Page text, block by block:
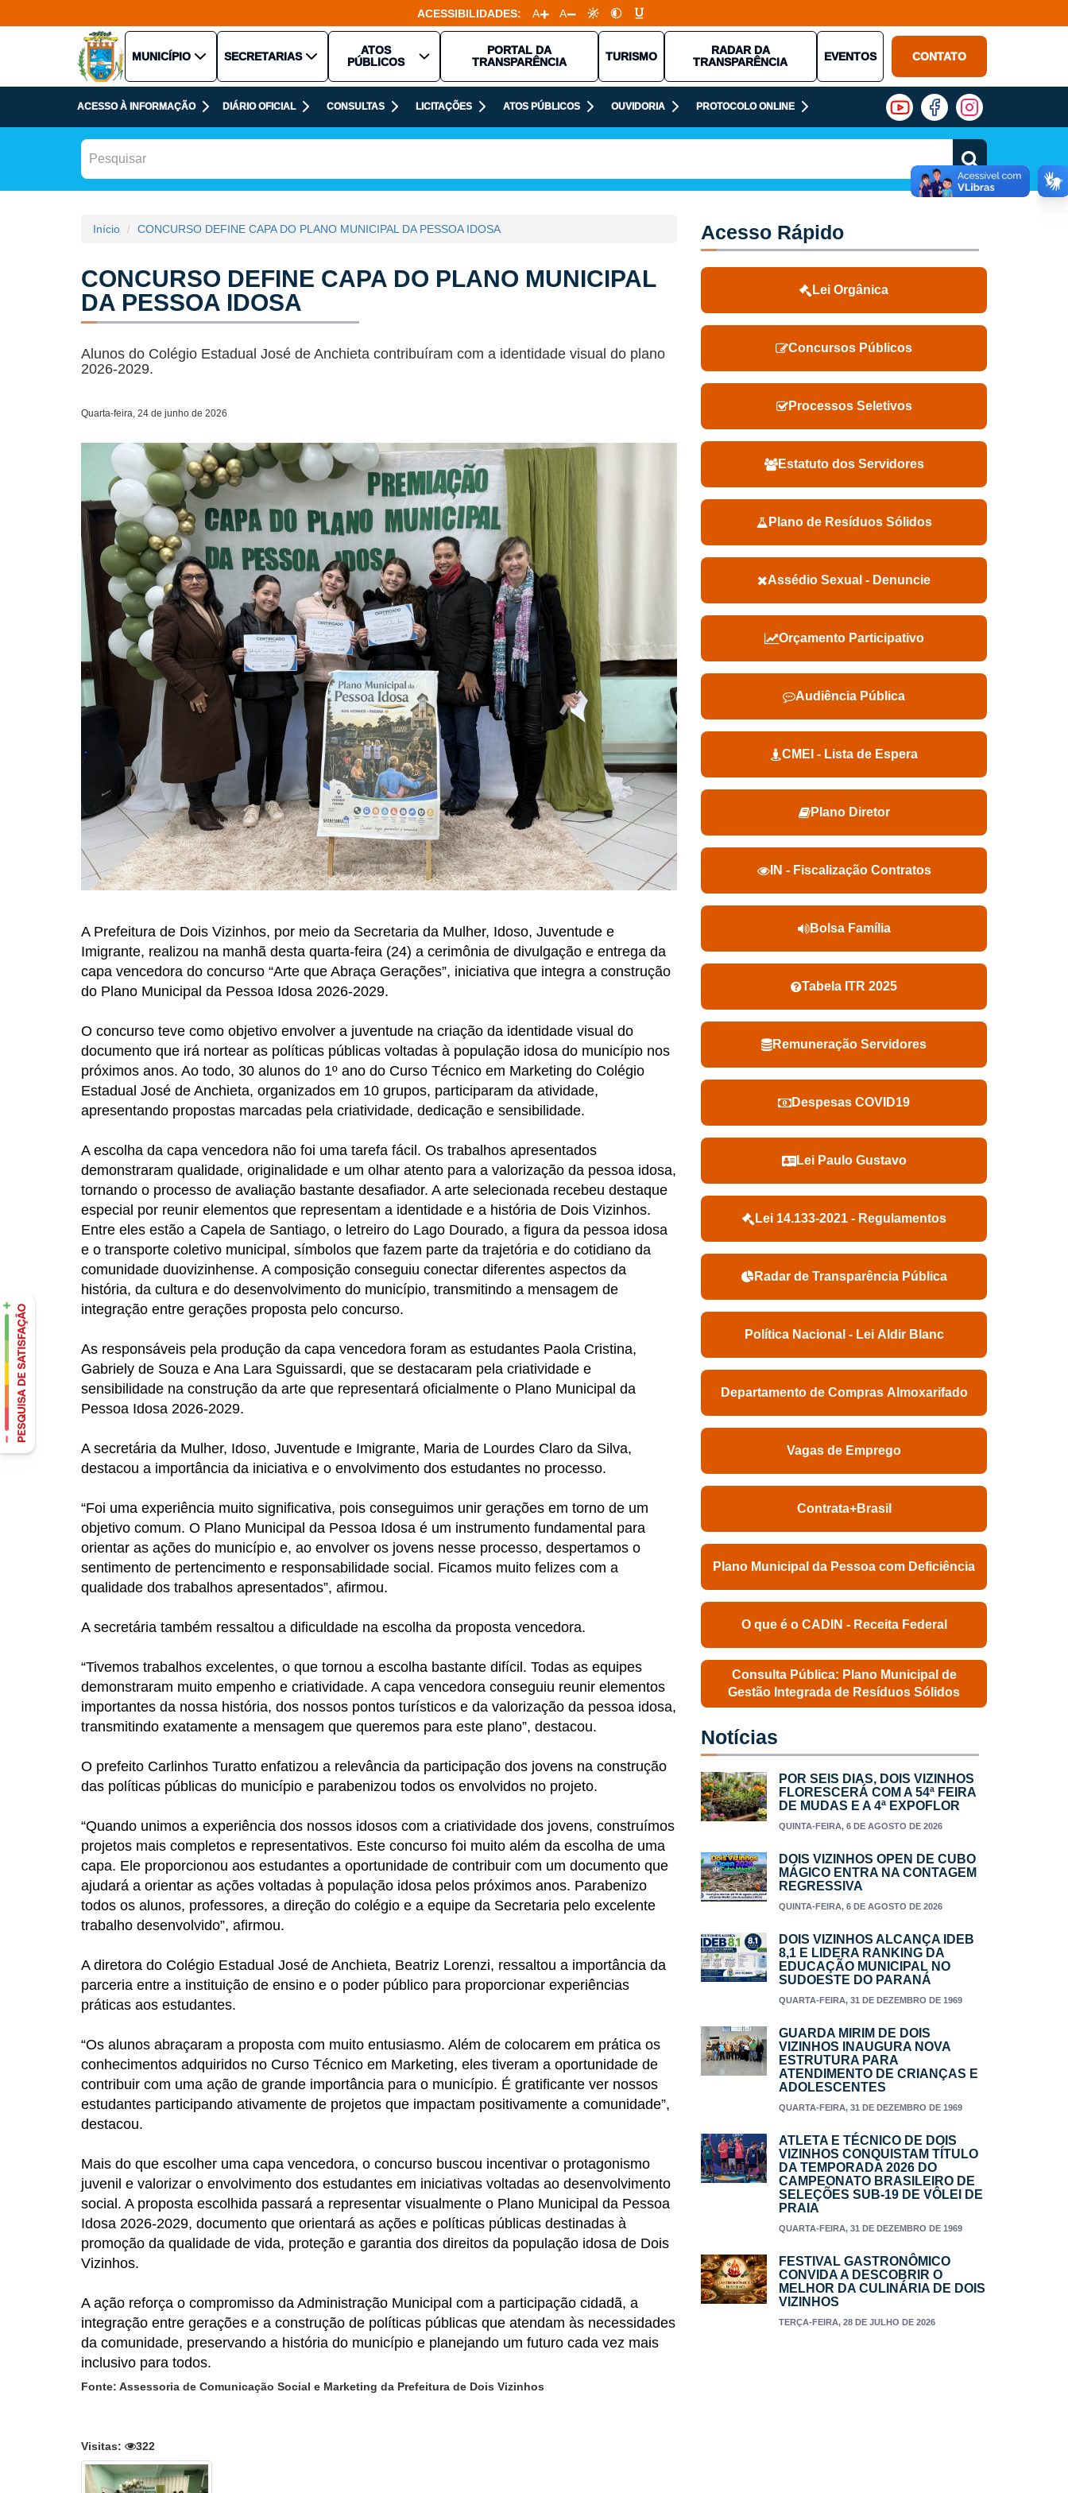
ACESSIBILIDADES: A A
MUNICÍPIO SECRETARIAS
ATOS
PÚBLICOS
PORTAL DA
TRANSPARÊNCIA
TURISMO
RADAR DA
TRANSPARÊNCIA
EVENTOS CONTATO
ACESSO À INFORMAÇÃO DIÁRIO OFICIAL CONSULTAS LICITAÇÕES ATOS PÚBLICOS OUVIDORIA PROTOCOLO ONLINE
Início CONCURSO DEFINE CAPA DO PLANO MUNICIPAL DA PESSOA IDOSA
CONCURSO DEFINE CAPA DO PLANO MUNICIPAL
DA PESSOA IDOSA
Alunos do Colégio Estadual José de Anchieta contribuíram com a identidade visual do plano
2026-2029.
Quarta-feira, 24 de junho de 2026
A Prefeitura de Dois Vizinhos, por meio da Secretaria da Mulher, Idoso, Juventude e
Imigrante, realizou na manhã desta quarta-feira (24) a cerimônia de divulgação e entrega da
capa vencedora do concurso “Arte que Abraça Gerações”, iniciativa que integra a construção
do Plano Municipal da Pessoa Idosa 2026-2029.
O concurso teve como objetivo envolver a juventude na criação da identidade visual do
documento que irá nortear as políticas públicas voltadas à população idosa do município nos
próximos anos. Ao todo, 30 alunos do 1º ano do Curso Técnico em Marketing do Colégio
Estadual José de Anchieta, organizados em 10 grupos, participaram da atividade,
apresentando propostas marcadas pela criatividade, dedicação e sensibilidade.
A escolha da capa vencedora não foi uma tarefa fácil. Os trabalhos apresentados
demonstraram qualidade, originalidade e um olhar atento para a valorização da pessoa idosa,
tornando o processo de avaliação bastante desafiador. A arte selecionada recebeu destaque
especial por reunir elementos que representam a identidade e a história de Dois Vizinhos.
Entre eles estão a Capela de Santiago, o letreiro do Lago Dourado, a figura da pessoa idosa
e o transporte coletivo municipal, símbolos que fazem parte da trajetória e do cotidiano da
comunidade duovizinhense. A composição conseguiu conectar diferentes aspectos da
história, da cultura e do desenvolvimento do município, transmitindo a mensagem de
integração entre gerações proposta pelo concurso.
As responsáveis pela produção da capa vencedora foram as estudantes Paola Cristina,
Gabriely de Souza e Ana Lara Sguissardi, que se destacaram pela criatividade e
sensibilidade na construção da arte que representará oficialmente o Plano Municipal da
Pessoa Idosa 2026-2029.
A secretária da Mulher, Idoso, Juventude e Imigrante, Maria de Lourdes Claro da Silva,
destacou a importância da iniciativa e o envolvimento dos estudantes no processo.
“Foi uma experiência muito significativa, pois conseguimos unir gerações em torno de um
objetivo comum. O Plano Municipal da Pessoa Idosa é um instrumento fundamental para
orientar as ações do município e, ao envolver os jovens nesse processo, despertamos o
sentimento de pertencimento e responsabilidade social. Ficamos muito felizes com a
qualidade dos trabalhos apresentados”, afirmou.
A secretária também ressaltou a dificuldade na escolha da proposta vencedora.
“Tivemos trabalhos excelentes, o que tornou a escolha bastante difícil. Todas as equipes
demonstraram muito empenho e criatividade. A capa vencedora conseguiu reunir elementos
importantes da nossa história, dos nossos pontos turísticos e da valorização da pessoa idosa,
transmitindo exatamente a mensagem que queremos para este plano”, destacou.
O prefeito Carlinhos Turatto enfatizou a relevância da participação dos jovens na construção
das políticas públicas do município e parabenizou todos os envolvidos no projeto.
“Quando unimos a experiência dos nossos idosos com a criatividade dos jovens, construímos
projetos mais completos e representativos. Este concurso foi muito além da escolha de uma
capa. Ele proporcionou aos estudantes a oportunidade de contribuir com um documento que
ajudará a orientar as ações voltadas à população idosa pelos próximos anos. Parabenizo
todos os alunos, professores, a direção do colégio e a equipe da Secretaria pelo excelente
trabalho desenvolvido”, afirmou.
A diretora do Colégio Estadual José de Anchieta, Beatriz Lorenzi, ressaltou a importância da
parceria entre a instituição de ensino e o poder público para proporcionar experiências
práticas aos estudantes.
“Os alunos abraçaram a proposta com muito entusiasmo. Além de colocarem em prática os
conhecimentos adquiridos no Curso Técnico em Marketing, eles tiveram a oportunidade de
contribuir com uma ação de grande importância para o município. É gratificante ver nossos
estudantes participando ativamente de projetos que impactam positivamente a comunidade”,
destacou.
Mais do que escolher uma capa vencedora, o concurso buscou incentivar o protagonismo
juvenil e valorizar o envolvimento dos estudantes em iniciativas voltadas ao desenvolvimento
social. A proposta escolhida passará a representar visualmente o Plano Municipal da Pessoa
Idosa 2026-2029, documento que orientará as ações e políticas públicas destinadas à
promoção da qualidade de vida, proteção e garantia dos direitos da população idosa de Dois
Vizinhos.
A ação reforça o compromisso da Administração Municipal com a participação cidadã, a
integração entre gerações e a construção de políticas públicas que atendam às necessidades
da comunidade, preservando a história do município e planejando um futuro cada vez mais
inclusivo para todos.
Fonte: Assessoria de Comunicação Social e Marketing da Prefeitura de Dois Vizinhos
Visitas: 322
Acesso Rápido
Lei Orgânica
Concursos Públicos
Processos Seletivos
Estatuto dos Servidores
Plano de Resíduos Sólidos
Assédio Sexual - Denuncie
Orçamento Participativo
Audiência Pública
CMEI - Lista de Espera
Plano Diretor
IN - Fiscalização Contratos
Bolsa Família
Tabela ITR 2025
Remuneração Servidores
Despesas COVID19
Lei Paulo Gustavo
Lei 14.133-2021 - Regulamentos
Radar de Transparência Pública
Política Nacional - Lei Aldir Blanc
Departamento de Compras Almoxarifado
Vagas de Emprego
Contrata+Brasil
Plano Municipal da Pessoa com Deficiência
O que é o CADIN - Receita Federal
Consulta Pública: Plano Municipal de
Gestão Integrada de Resíduos Sólidos
Notícias
POR SEIS DIAS, DOIS VIZINHOS
FLORESCERÁ COM A 54ª FEIRA
DE MUDAS E A 4ª EXPOFLOR
QUINTA-FEIRA, 6 DE AGOSTO DE 2026
DOIS VIZINHOS OPEN DE CUBO
MÁGICO ENTRA NA CONTAGEM
REGRESSIVA
QUINTA-FEIRA, 6 DE AGOSTO DE 2026
DOIS VIZINHOS ALCANÇA IDEB
8,1 E LIDERA RANKING DA
EDUCAÇÃO MUNICIPAL NO
SUDOESTE DO PARANÁ
QUARTA-FEIRA, 31 DE DEZEMBRO DE 1969
GUARDA MIRIM DE DOIS
VIZINHOS INAUGURA NOVA
ESTRUTURA PARA
ATENDIMENTO DE CRIANÇAS E
ADOLESCENTES
QUARTA-FEIRA, 31 DE DEZEMBRO DE 1969
ATLETA E TÉCNICO DE DOIS
VIZINHOS CONQUISTAM TÍTULO
DA TEMPORADA 2026 DO
CAMPEONATO BRASILEIRO DE
SELEÇÕES SUB-19 DE VÔLEI DE
PRAIA
QUARTA-FEIRA, 31 DE DEZEMBRO DE 1969
FESTIVAL GASTRONÔMICO
CONVIDA A DESCOBRIR O
MELHOR DA CULINÁRIA DE DOIS
VIZINHOS
TERÇA-FEIRA, 28 DE JULHO DE 2026